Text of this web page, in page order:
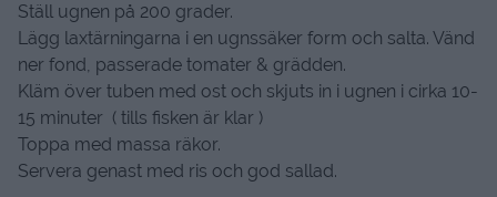
Ställ ugnen på 200 grader.
Lägg laxtärningarna i en ugnssäker form och salta. Vänd
ner fond, passerade tomater & grädden.
Kläm över tuben med ost och skjuts in i ugnen i cirka 10-
15 minuter ( tills fisken är klar )
Toppa med massa räkor.
Servera genast med ris och god sallad.